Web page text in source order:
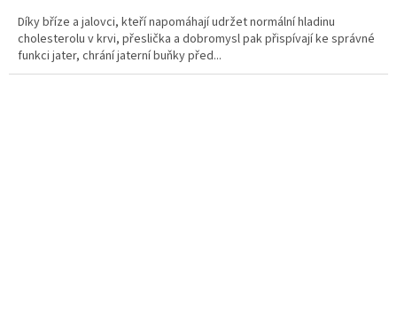
Díky bříze a jalovci, kteří napomáhají udržet normální hladinu
cholesterolu v krvi, přeslička a dobromysl pak přispívají ke správné
funkci jater, chrání jaterní buňky před...